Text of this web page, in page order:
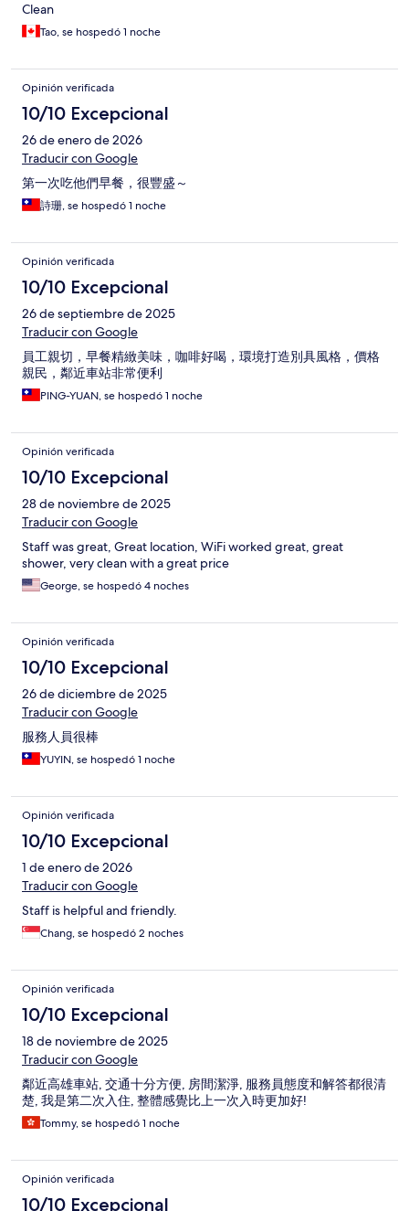
Clean
Tao, se hospedó 1 noche
Opinión verificada
10/10 Excepcional
26 de enero de 2026
Traducir con Google
第一次吃他們早餐，很豐盛～
詩珊, se hospedó 1 noche
Opinión verificada
10/10 Excepcional
26 de septiembre de 2025
Traducir con Google
員工親切，早餐精緻美味，咖啡好喝，環境打造別具風格，價格
親民，鄰近車站非常便利
PING-YUAN, se hospedó 1 noche
Opinión verificada
10/10 Excepcional
28 de noviembre de 2025
Traducir con Google
Staff was great, Great location, WiFi worked great, great
shower, very clean with a great price
George, se hospedó 4 noches
Opinión verificada
10/10 Excepcional
26 de diciembre de 2025
Traducir con Google
服務人員很棒
YUYIN, se hospedó 1 noche
Opinión verificada
10/10 Excepcional
1 de enero de 2026
Traducir con Google
Staff is helpful and friendly.
Chang, se hospedó 2 noches
Opinión verificada
10/10 Excepcional
18 de noviembre de 2025
Traducir con Google
鄰近高雄車站, 交通十分方便, 房間潔淨, 服務員態度和解答都很清
楚, 我是第二次入住, 整體感覺比上一次入時更加好!
Tommy, se hospedó 1 noche
Opinión verificada
10/10 Excepcional